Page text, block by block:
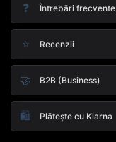
❓ Întrebări frecvente
⭐ Recenzii
🤝 B2B (Business)
🛍️ Plătește cu Klarna